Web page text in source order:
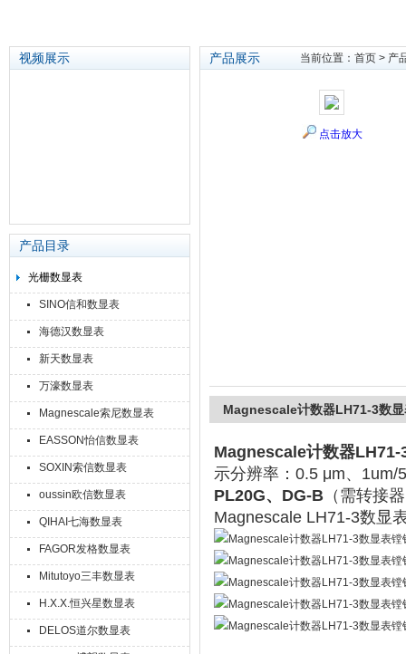
视频展示
产品目录
光栅数显表
SINO信和数显表
海德汉数显表
新天数显表
万濠数显表
Magnescale索尼数显表
EASSON怡信数显表
SOXIN索信数显表
oussin欧信数显表
QIHAI七海数显表
FAGOR发格数显表
Mitutoyo三丰数显表
H.X.X.恒兴星数显表
DELOS道尔数显表
产品展示 当前位置： 首页 > 产
点击放大
Magnescale计数器LH71-3数
Magnescale计数器LH71-
示分辨率‌： 0.5 μm、1um/
PL20G、DG-B （需转接
Magnescale LH71-3数显